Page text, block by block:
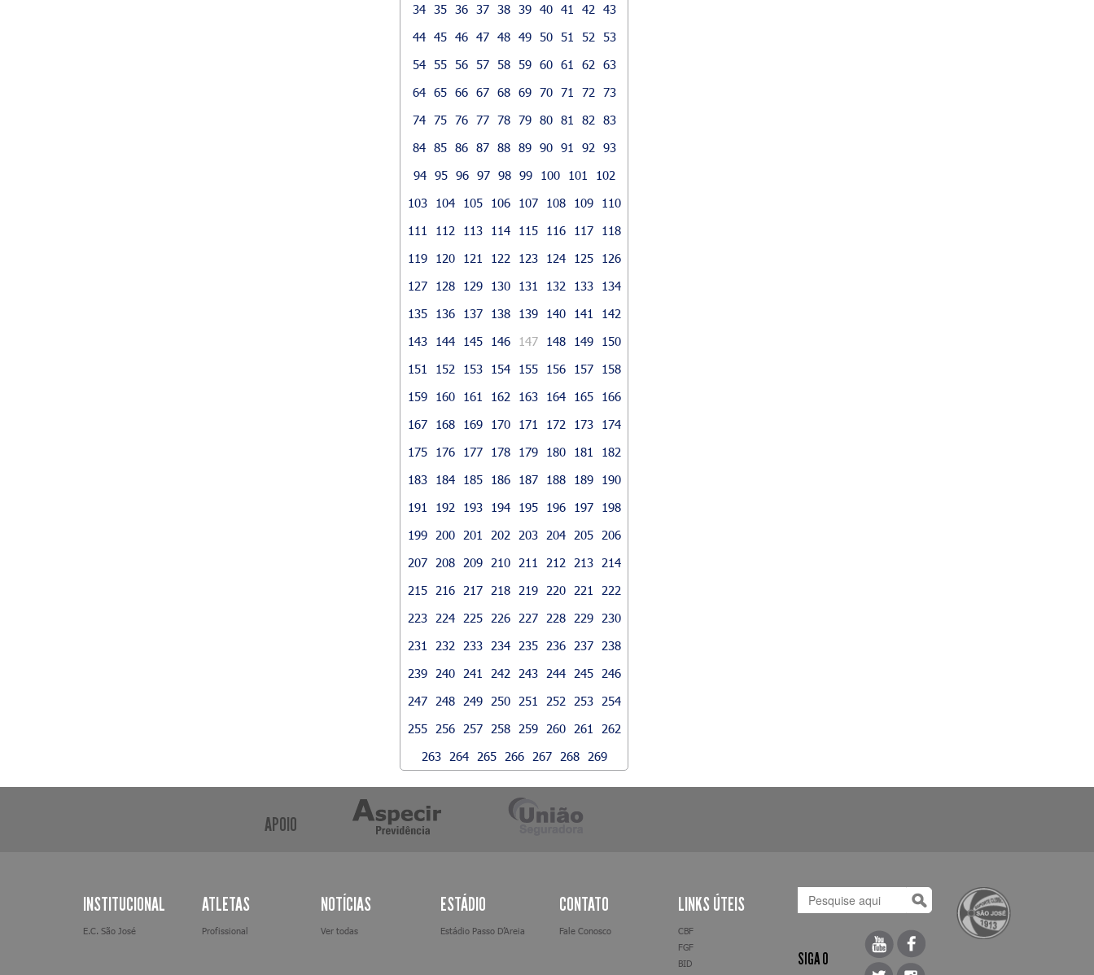
34 35 36 37 38 39 40 41 42
43
44 45 46 47 48 49 50 51 52
53
54 55 56 57 58 59 60 61 62
63
64 65 66 67 68 69 70 71 72
73
74 75 76 77 78 79 80 81 82
83
84 85 86 87 88 89 90 91 92
93
94 95 96 97 98 99 100 101
102
103
104 105 106 107 108 109
110
111
112 113 114 115 116 117
118
119
120 121 122 123 124 125
126
127
128 129 130 131 132 133
134
135
136 137 138 139 140 141
142
143
144 145 146 147 148 149
150
151
152 153 154 155 156 157
158
159
160 161 162 163 164 165
166
167
168 169 170 171 172 173
174
175
176 177 178 179 180 181
182
183
184 185 186 187 188 189
190
191
192 193 194 195 196 197
198
199
200 201 202 203 204 205
206
207
208 209 210 211 212 213
214
215
216 217 218 219 220 221
222
223
224 225 226 227 228 229
230
231
232 233 234 235 236 237
238
239
240 241 242 243 244 245
246
247
248 249 250 251 252 253
254
255
256 257 258 259 260 261
262
263
264 265 266 267 268 269
APOIO
INSTITUCIONAL
E.C. São José
ATLETAS
Profissional
NOTÍCIAS
Ver todas
ESTÁDIO
Estádio Passo D’Areia
CONTATO
Fale Conosco
LINKS ÚTEIS
CBF
FGF
BID
SIGA O